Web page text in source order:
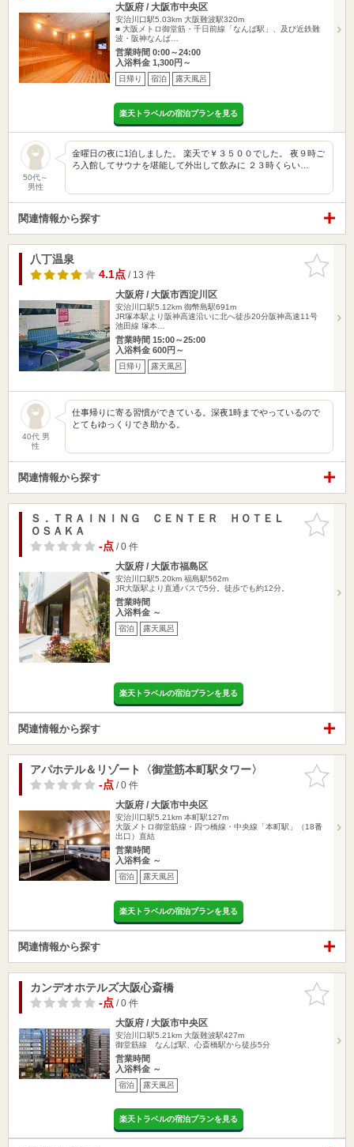
大阪府 / 大阪市中央区
安治川口駅5.03km 大阪難波駅320m
■ 大阪メトロ御堂筋・千日前線「なんば駅」、及び近鉄難
波・阪神なんば…
営業時間 0:00～24:00
入浴料金 1,300円～
日帰り 宿泊 露天風呂
楽天トラベルの宿泊プランを見る
50代～
男性
金曜日の夜に1泊しました。 楽天で￥３５００でした。 夜９時ご
ろ入館してサウナを堪能して外出して飲みに ２３時くらい…
関連情報から探す
お気に入
りに追加
八丁温泉
4.1点/ 13 件
大阪府 / 大阪市西淀川区
安治川口駅5.12km 御幣島駅691m
JR塚本駅より阪神高速沿いに北へ徒歩20分阪神高速11号
池田線 塚本…
営業時間 15:00～25:00
入浴料金 600円～
日帰り 露天風呂
40代 男
性
仕事帰りに寄る習慣ができている。深夜1時までやっているので
とてもゆっくりでき助かる。
関連情報から探す
お気に入
りに追加
Ｓ．ＴＲＡＩＮＩＮＧ ＣＥＮＴＥＲ ＨＯＴＥＬ
ＯＳＡＫＡ
-点/ 0 件
大阪府 / 大阪市福島区
安治川口駅5.20km 福島駅562m
JR大阪駅より直通バスで5分。徒歩でも約12分。
営業時間
入浴料金 ～
宿泊 露天風呂
楽天トラベルの宿泊プランを見る
関連情報から探す
お気に入
りに追加
アパホテル＆リゾート〈御堂筋本町駅タワー〉
-点/ 0 件
大阪府 / 大阪市中央区
安治川口駅5.21km 本町駅127m
大阪メトロ御堂筋線・四つ橋線・中央線「本町駅」（18番
出口）直結
営業時間
入浴料金 ～
宿泊 露天風呂
楽天トラベルの宿泊プランを見る
関連情報から探す
お気に入
りに追加
カンデオホテルズ大阪心斎橋
-点/ 0 件
大阪府 / 大阪市中央区
安治川口駅5.21km 大阪難波駅427m
御堂筋線 なんば駅、心斎橋駅から徒歩5分
営業時間
入浴料金 ～
宿泊 露天風呂
楽天トラベルの宿泊プランを見る